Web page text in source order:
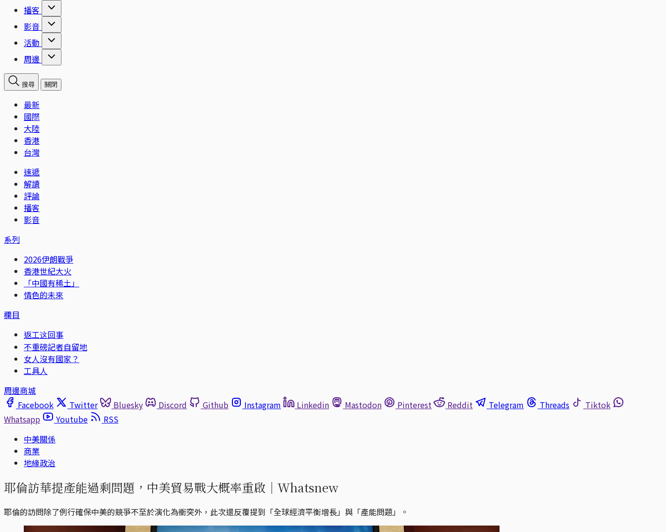
播客
影音
活動
周邊
搜尋 關閉
最新
國際
大陸
香港
台灣
速遞
解讀
評論
播客
影音
系列
2026伊朗戰爭
香港世紀大火
「中國有稀土」
情色的未來
欄目
返工这回事
不重磅記者自留地
女人沒有國家？
工具人
周邊商城
Facebook
Twitter Bluesky Discord Github Instagram Linkedin Mastodon Pinterest Reddit Telegram Threads
Tiktok
Whatsapp
Youtube
RSS
中美關係
商業
地緣政治
耶倫訪華提產能過剩問題，中美貿易戰大概率重啟｜Whatsnew
耶倫的訪問除了例行確保中美的競爭不至於演化為衝突外，此次還反覆提到「全球經濟平衡增長」與「產能問題」。